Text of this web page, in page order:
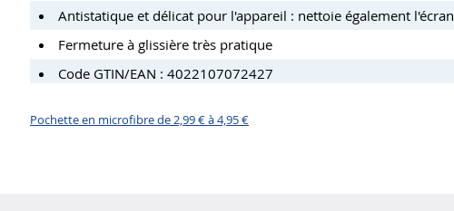
Antistatique et délicat pour l'appareil : nettoie également l'écran
Fermeture à glissière très pratique
Code GTIN/EAN : 4022107072427
Pochette en microfibre de 2,99 € à 4,95 €